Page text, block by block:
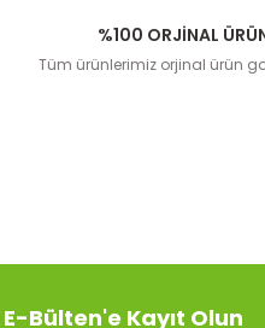
Arangül Ultra Seri Kaplin
%100 ORJİNAL
Tüm ürünlerimiz orjinal ürün
E-Bülten'e Kayıt Olun